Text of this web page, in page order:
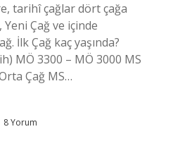
tarihî çağlar dört çağa
Yeni Çağ ve içinde
İlk Çağ kaç yaşında?
MÖ 3300 – MÖ 3000 MS
Çağ MS…
8 Yorum